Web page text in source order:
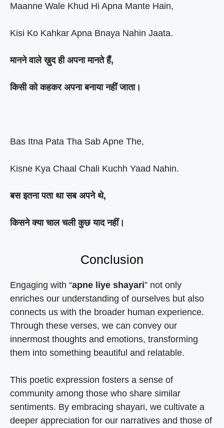
Maanne Wale Khud Hi Apna Mante Hain,
Kisi Ko Kahkar Apna Bnaya Nahin Jaata.
मानने वाले ख़ुद ही अपना मानते हैं,
किसी को कहकर अपना बनाया नहीं जाता।
Bas Itna Pata Tha Sab Apne The,
Kisne Kya Chaal Chali Kuchh Yaad Nahin.
बस इतना पता था सब अपने थे,
किसने क्या चाल चली कुछ याद नहीं।
Conclusion
Engaging with “apne liye shayari” not only
enriches our understanding of ourselves but also
connects us with the broader human experience.
Through these verses, we can convey our
innermost thoughts and emotions, transforming
them into something beautiful and relatable.
This poetic expression fosters a sense of
community among those who share similar
sentiments. By embracing shayari, we cultivate a
deeper appreciation for our narratives and those of